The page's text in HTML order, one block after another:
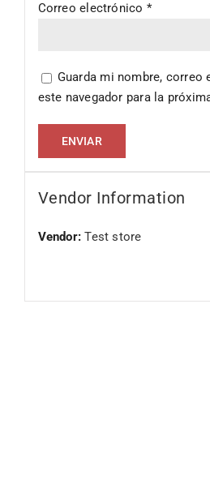
Correo electrónico *
Guarda mi nombre, correo
este navegador para la
Vendor Information
Vendor:Test store